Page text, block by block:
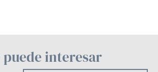
puede interesar